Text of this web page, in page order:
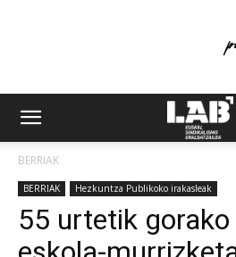
BERRIAK
BERRIAK Hezkuntza Publikoko irakasleak
55 urtetik gorako